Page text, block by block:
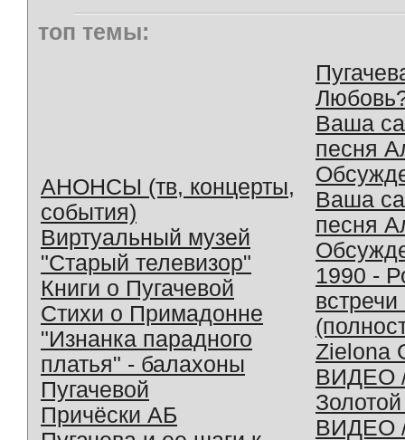
топ темы:
АНОНСЫ (тв, концерты,
события)
Виртуальный музей
"Старый телевизор"
Книги о Пугачевой
Стихи о Примадонне
"Изнанка парадного
платья" - балахоны
Пугачевой
Причёски АБ
Ваша
песня
Ваша
песня
1990 -
Zielona
ВИДЕО
ВИДЕО